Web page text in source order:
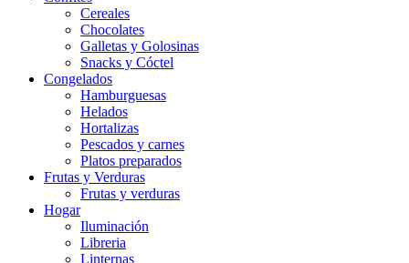
Cereales
Chocolates
Galletas y Golosinas
Snacks y Cóctel
Congelados
Hamburguesas
Helados
Hortalizas
Pescados y carnes
Platos preparados
Frutas y Verduras
Frutas y verduras
Hogar
Iluminación
Libreria
Linternas